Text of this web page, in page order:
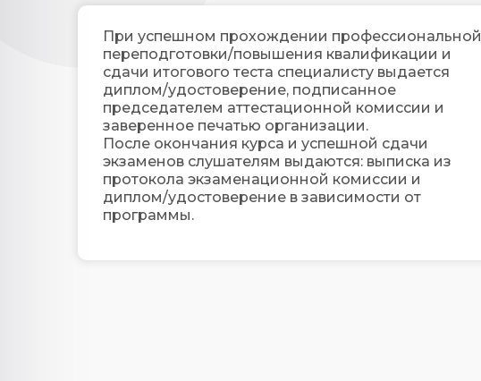
При успешном прохождении профессиональной
переподготовки/повышения квалификации и
сдачи итогового теста специалисту выдается
диплом/удостоверение, подписанное
председателем аттестационной комиссии и
заверенное печатью организации.
После окончания курса и успешной сдачи
экзаменов слушателям выдаются: выписка из
протокола экзаменационной комиссии и
диплом/удостоверение в зависимости от
программы.